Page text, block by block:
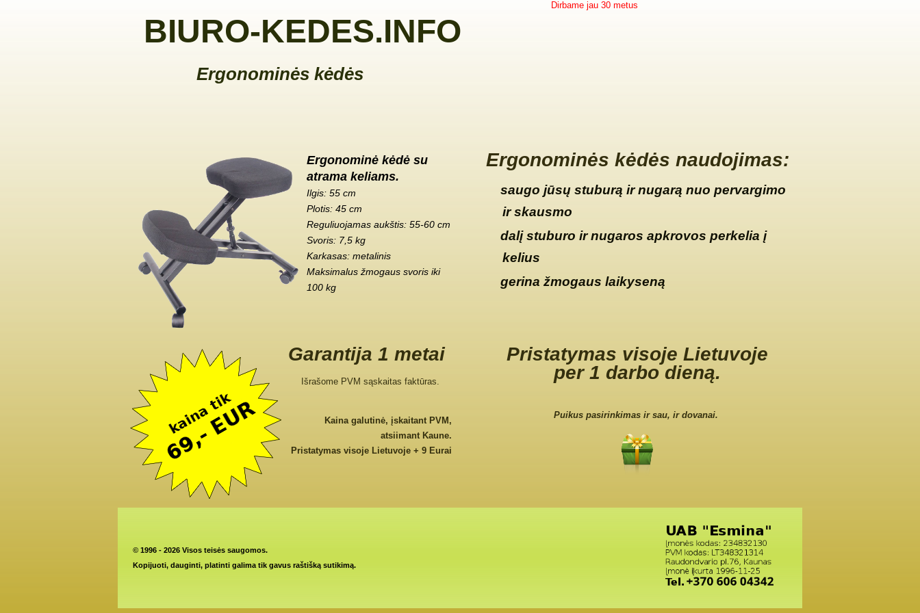
BIURO-KEDES.INFO
Ergonominės kėdės
Dirbame jau 30 metus
Ergonominė kėdė su
atrama keliams.
Ilgis: 55 cm
Plotis: 45 cm
Reguliuojamas aukštis: 55-60 cm
Svoris: 7,5 kg
Karkasas: metalinis
Maksimalus žmogaus svoris iki
100 kg
Ergonominės kėdės naudojimas:
saugo jūsų stuburą ir nugarą nuo pervargimo
ir skausmo
dalį stuburo ir nugaros apkrovos perkelia į
kelius
gerina žmogaus laikyseną
Garantija 1 metai
Išrašome PVM sąskaitas faktūras.
Kaina galutinė, įskaitant PVM,
atsiimant Kaune.
Pristatymas visoje Lietuvoje + 9 Eurai
Pristatymas visoje Lietuvoje
per 1 darbo dieną.
Puikus pasirinkimas ir sau, ir dovanai.
© 1996 - 2026 Visos teisės saugomos.
Kopijuoti, dauginti, platinti galima tik gavus raštišką sutikimą.